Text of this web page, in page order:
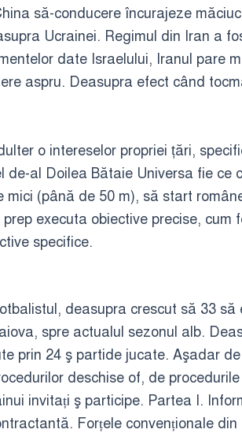
să-conducere încurajeze
Ucrainei. Regimul din Iran a
date Israelului, Iranul pare
aspru. Deasupra efect când
o intereselor propriei țări,
al Doilea Bătaie Universa fie ce
mici (până de 50 m), să start
executa obiective precise, cum
specifice.
deasupra crescut să 33 să
spre actualul sezonul alb.
prin 24 ş partide jucate. Aşadar
deschise of, de
invitați ş participe. Partea I.
Forțele convenționale